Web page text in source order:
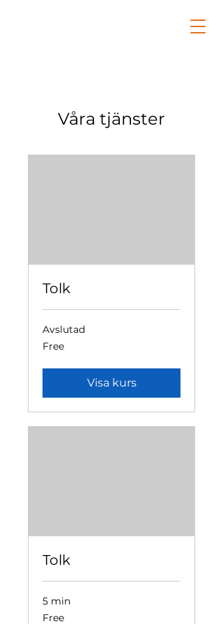
Våra tjänster
Tolk
Avslutad
Free
Free
Visa kurs
Tolk
5 min
Free
Free